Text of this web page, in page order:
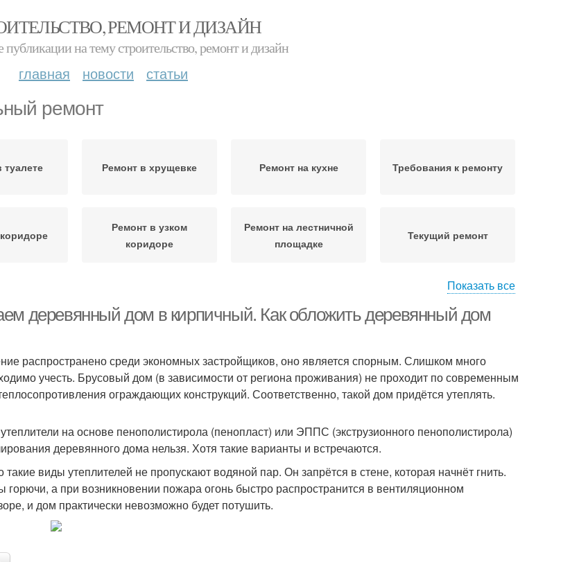
РЕМОНТ И ДИЗАЙН
на тему строительство, ремонт и дизайн
главная новости статьи
ремонт
туалете Ремонт в хрущевке Ремонт на кухне Требования к ремонту
Ремонт в узком
коридоре
Ремонт на лестничной
площадке
Текущий ремонт
Показать все
деревянный дом в кирпичный. Как обложить деревянный дом
распространено среди экономных застройщиков, оно является спорным. Слишком много
учесть. Брусовый дом (в зависимости от региона проживания) не проходит по современным
ограждающих конструкций. Соответственно, такой дом придётся утеплять.
на основе пенополистирола (пенопласт) или ЭППС (экструзионного пенополистирола)
деревянного дома нельзя. Хотя такие варианты и встречаются.
такие виды утеплителей не пропускают водяной пар. Он запрётся в стене, которая начнёт гнить.
горючи, а при возникновении пожара огонь быстро распространится в вентиляционном
и дом практически невозможно будет потушить.